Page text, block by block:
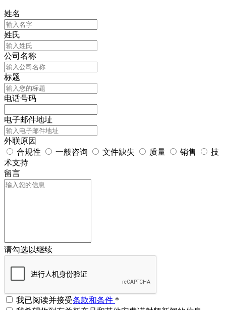
姓名
姓氏
公司名称
标题
电话号码
电子邮件地址
外联原因
合规性
一般咨询 文件缺失 质量 销售
技
术支持
留言
请勾选以继续
我已阅读并接受条款和条件 *